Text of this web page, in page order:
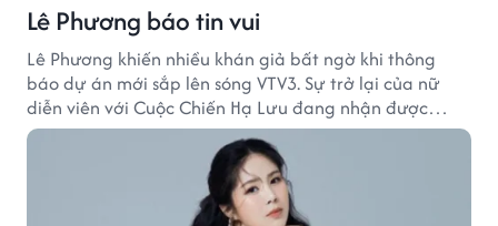
Lê Phương báo tin vui
Lê Phương khiến nhiều khán giả bất ngờ khi thông
báo dự án mới sắp lên sóng VTV3. Sự trở lại của nữ
diễn viên với Cuộc Chiến Hạ Lưu đang nhận được
nhiều sự quan tâm.